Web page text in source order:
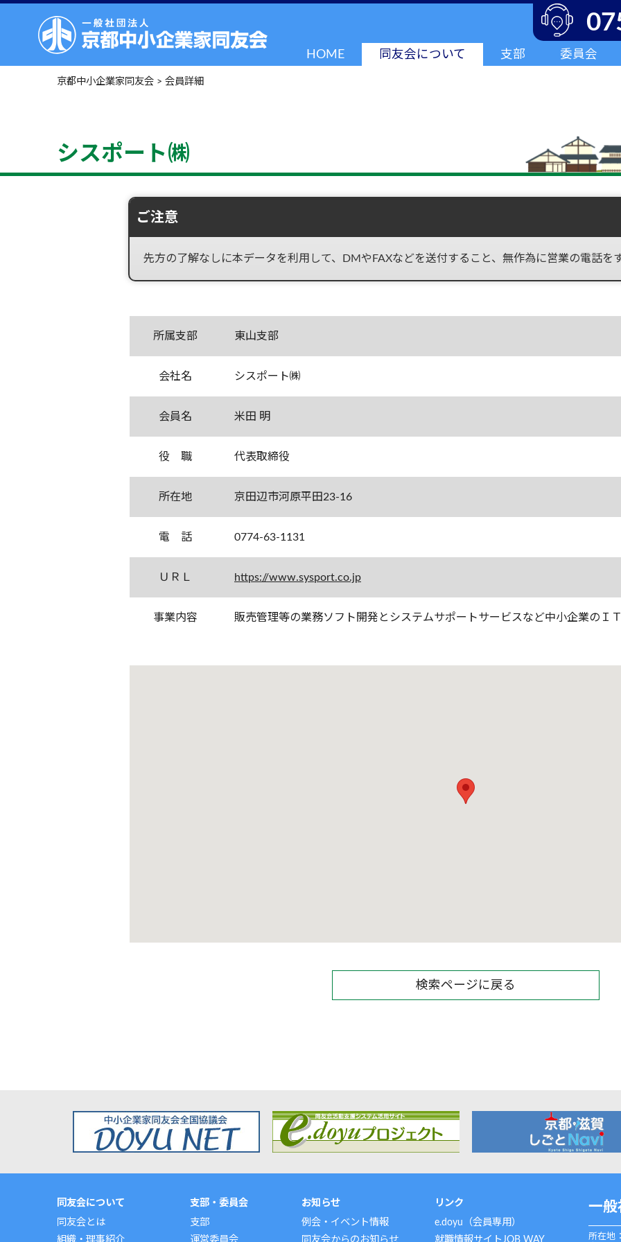
HOME 同友会について 支部 委員会
京都中小企業家同友会 > 会員詳細
シスポート㈱
ご注意
先方の了解なしに本データを利用して、DMやFAXなどを送付すること、無作為に営業の電話を
所属支部 東山支部
会社名 シスポート㈱
会員名 米田 明
役 職 代表取締役
所在地 京田辺市河原平田23-16
電 話 0774-63-1131
ＵＲＬ https://www.sysport.co.jp
事業内容 販売管理等の業務ソフト開発とシステムサポートサービスなど中小企業のＩ
検索ページに戻る
同友会について
同友会とは
組織・理事紹介
支部・委員会
支部
運営委員会
お知らせ
例会・イベント情報
同友会からのお知らせ
リンク
e.doyu（会員専用）
就職情報サイトJOB WAY
一般
所在地